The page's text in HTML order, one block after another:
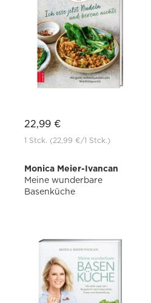
22,99 €
1 Stck. (22,99 €/1 Stck.)
Monica Meier-Ivancan
Meine wunderbare
Basenküche